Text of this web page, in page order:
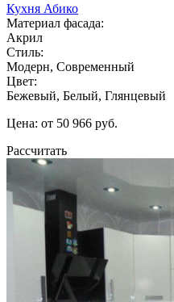
Кухня Абико
Материал фасада:
Акрил
Стиль:
Модерн, Современный
Цвет:
Бежевый, Белый, Глянцевый
Цена: от 50 966 руб.
Рассчитать